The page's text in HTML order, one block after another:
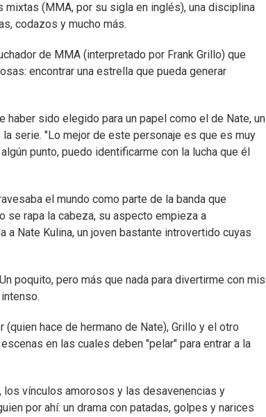
(MMA, por su sigla en inglés), una disciplina
codazos y mucho más.
de MMA (interpretado por Frank Grillo) que
encontrar una estrella que pueda generar
sido elegido para un papel como el de Nate, un
serie. "Lo mejor de este personaje es que es muy
punto, puedo identificarme con la lucha que él
el mundo como parte de la banda que
se rapa la cabeza, su aspecto empieza a
Nate Kulina, un joven bastante introvertido cuyas
poquito, pero más que nada para divertirme con mis
hace de hermano de Nate), Grillo y el otro
en las cuales deben "pelar" para entrar a la
vínculos amorosos y las desavenencias y
por ahí: un drama con patadas, golpes y narices